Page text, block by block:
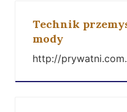
Technik
mody
http://